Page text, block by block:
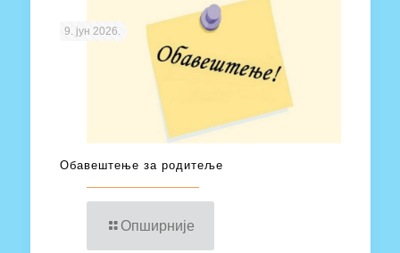
9. јун 2026.
Обавештење за родитеље
Опширније